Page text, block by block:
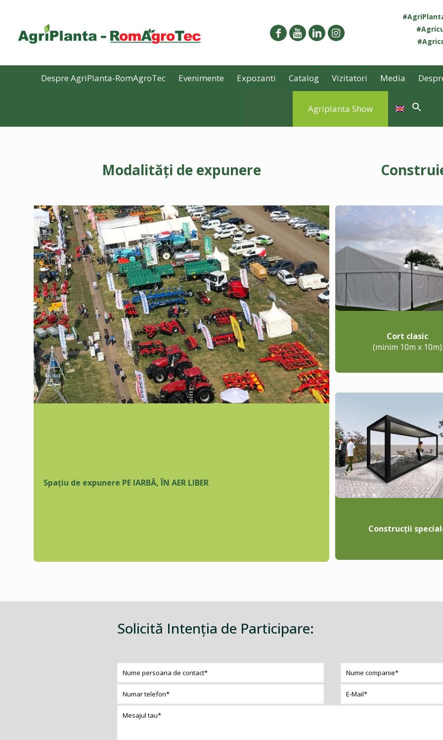
Despre AgriPlanta-RomAgroTec Evenimente Expozanti Catalog Vizitatori Media
Agriplanta Show
Modalități de expunere
Spațiu de expunere PE IARBĂ, ÎN AER LIBER
Cort clasic
(minim 10m x 10m)
Construcții
Solicită Intenţia de Participare: